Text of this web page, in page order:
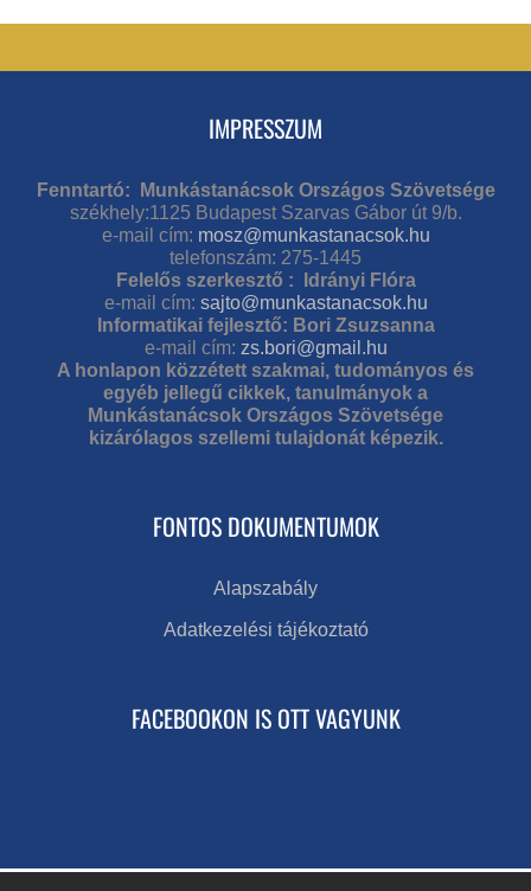
IMPRESSZUM
Fenntartó: Munkástanácsok Országos Szövetsége
székhely:1125 Budapest Szarvas Gábor út 9/b.
e-mail cím: mosz@munkastanacsok.hu
telefonszám: 275-1445
Felelős szerkesztő : Idrányi Flóra
e-mail cím: sajto@munkastanacsok.hu
Informatikai fejlesztő: Bori Zsuzsanna
e-mail cím: zs.bori@gmail.hu
A honlapon közzétett szakmai, tudományos és
egyéb jellegű cikkek, tanulmányok a
Munkástanácsok Országos Szövetsége
kizárólagos szellemi tulajdonát képezik.
FONTOS DOKUMENTUMOK
Alapszabály
Adatkezelési tájékoztató
FACEBOOKON IS OTT VAGYUNK